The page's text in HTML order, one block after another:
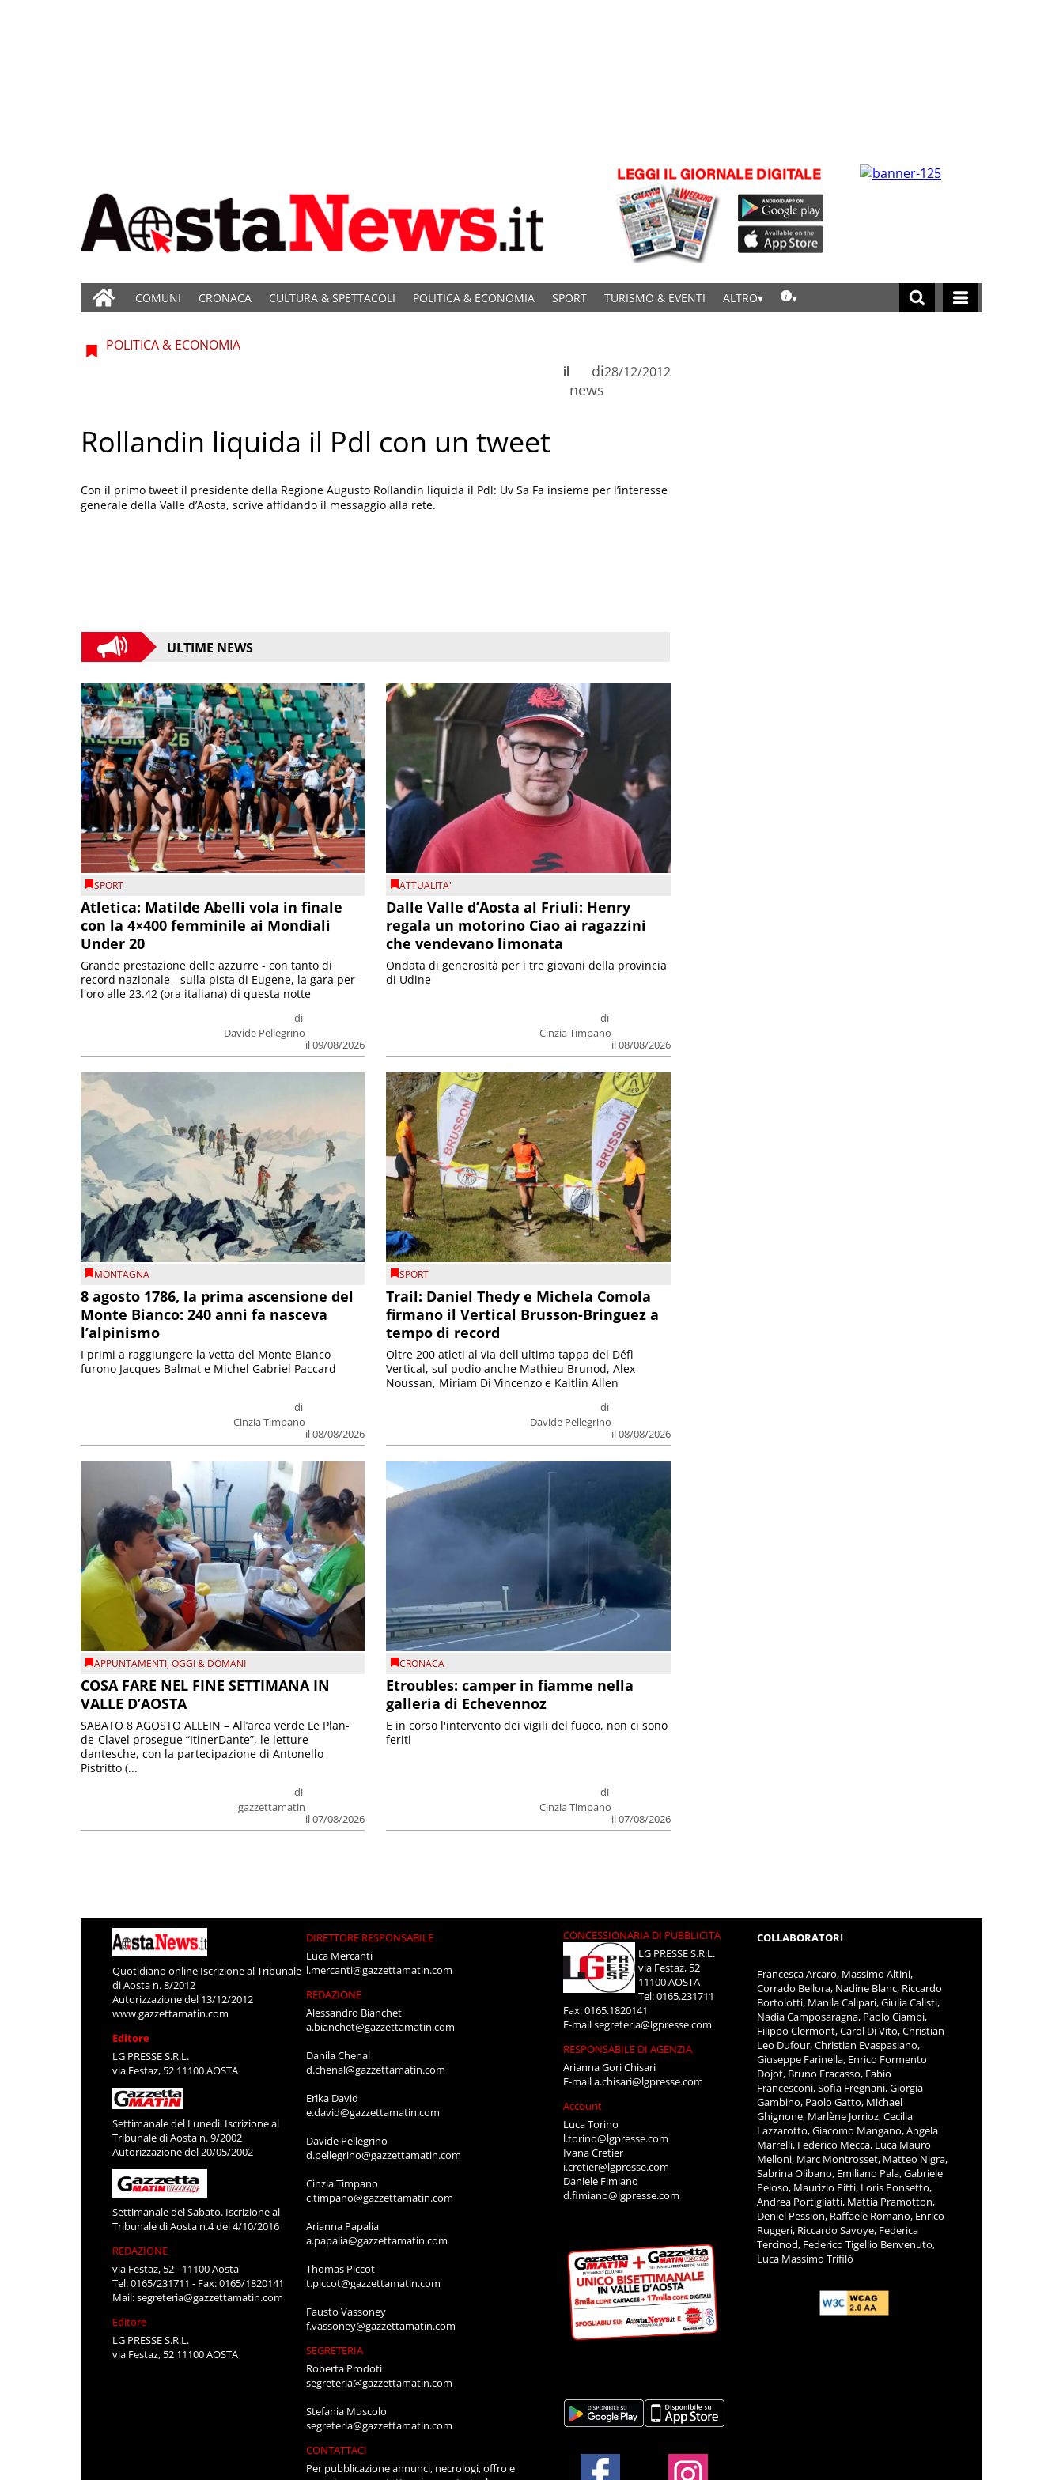
COMUNI CRONACA CULTURA & SPETTACOLI POLITICA & ECONOMIA SPORT TURISMO & EVENTI ALTRO
POLITICA & ECONOMIA
di
news
il 28/12/2012
Rollandin liquida il Pdl con un tweet
Con il primo tweet il presidente della Regione Augusto Rollandin liquida il Pdl: Uv Sa Fa insieme per l’interesse
generale della Valle d’Aosta, scrive affidando il messaggio alla rete.
ULTIME NEWS
SPORT
Atletica: Matilde Abelli vola in finale
con la 4×400 femminile ai Mondiali
Under 20
di
Davide Pellegrino
il 09/08/2026
Grande prestazione delle azzurre - con tanto di
record nazionale - sulla pista di Eugene, la gara per
l'oro alle 23.42 (ora italiana) di questa notte
ATTUALITA'
Dalle Valle d’Aosta al Friuli: Henry
regala un motorino Ciao ai ragazzini
che vendevano limonata
di
Cinzia Timpano
il 08/08/2026
Ondata di generosità per i tre giovani della provincia
di Udine
MONTAGNA
8 agosto 1786, la prima ascensione del
Monte Bianco: 240 anni fa nasceva
l’alpinismo
di
Cinzia Timpano
il 08/08/2026
I primi a raggiungere la vetta del Monte Bianco
furono Jacques Balmat e Michel Gabriel Paccard
SPORT
Trail: Daniel Thedy e Michela Comola
firmano il Vertical Brusson-Bringuez a
tempo di record
di
Davide Pellegrino
il 08/08/2026
Oltre 200 atleti al via dell'ultima tappa del Défì
Vertical, sul podio anche Mathieu Brunod, Alex
Noussan, Miriam Di Vincenzo e Kaitlin Allen
APPUNTAMENTI,OGGI & DOMANI
COSA FARE NEL FINE SETTIMANA IN
VALLE D’AOSTA
di
gazzettamatin
il 07/08/2026
SABATO 8 AGOSTO ALLEIN – All’area verde Le Plan-
de-Clavel prosegue “ItinerDante”, le letture
dantesche, con la partecipazione di Antonello
Pistritto (...
CRONACA
Etroubles: camper in fiamme nella
galleria di Echevennoz
di
Cinzia Timpano
il 07/08/2026
E in corso l'intervento dei vigili del fuoco, non ci sono
feriti
Quotidiano online Iscrizione al Tribunale
di Aosta n. 8/2012
Autorizzazione del 13/12/2012
www.gazzettamatin.com
Editore
LG PRESSE S.R.L.
via Festaz, 52 11100 AOSTA
Settimanale del Lunedì. Iscrizione al
Tribunale di Aosta n. 9/2002
Autorizzazione del 20/05/2002
Settimanale del Sabato. Iscrizione al
Tribunale di Aosta n.4 del 4/10/2016
REDAZIONE
via Festaz, 52 - 11100 Aosta
Tel: 0165/231711 - Fax: 0165/1820141
Mail:segreteria@gazzettamatin.com
Editore
LG PRESSE S.R.L.
via Festaz, 52 11100 AOSTA
DIRETTORE RESPONSABILE
Luca Mercanti
l.mercanti@gazzettamatin.com
REDAZIONE
Alessandro Bianchet
a.bianchet@gazzettamatin.com
Danila Chenal
d.chenal@gazzettamatin.com
Erika David
e.david@gazzettamatin.com
Davide Pellegrino
d.pellegrino@gazzettamatin.com
Cinzia Timpano
c.timpano@gazzettamatin.com
Arianna Papalia
a.papalia@gazzettamatin.com
Thomas Piccot
t.piccot@gazzettamatin.com
Fausto Vassoney
f.vassoney@gazzettamatin.com
SEGRETERIA
Roberta Prodoti
segreteria@gazzettamatin.com
Stefania Muscolo
segreteria@gazzettamatin.com
CONTATTACI
Per pubblicazione annunci, necrologi, offro e
CONCESSIONARIA DI PUBBLICITÀ
LG PRESSE S.R.L.
via Festaz, 52
11100 AOSTA
Tel: 0165.231711
Fax: 0165.1820141
E-mailsegreteria@lgpresse.com
RESPONSABILE DI AGENZIA
Arianna Gori Chisari
E-maila.chisari@lgpresse.com
Account
Luca Torino
l.torino@lgpresse.com
Ivana Cretier
i.cretier@lgpresse.com
Daniele Fimiano
d.fimiano@lgpresse.com
COLLABORATORI
Francesca Arcaro, Massimo Altini,
Corrado Bellora, Nadine Blanc, Riccardo
Bortolotti, Manila Calipari, Giulia Calisti,
Nadia Camposaragna, Paolo Ciambi,
Filippo Clermont, Carol Di Vito, Christian
Leo Dufour, Christian Evaspasiano,
Giuseppe Farinella, Enrico Formento
Dojot, Bruno Fracasso, Fabio
Francesconi, Sofia Fregnani, Giorgia
Gambino, Paolo Gatto, Michael
Ghignone, Marlène Jorrioz, Cecilia
Lazzarotto, Giacomo Mangano, Angela
Marrelli, Federico Mecca, Luca Mauro
Melloni, Marc Montrosset, Matteo Nigra,
Sabrina Olibano, Emiliano Pala, Gabriele
Peloso, Maurizio Pitti, Loris Ponsetto,
Andrea Portigliatti, Mattia Pramotton,
Deniel Pession, Raffaele Romano, Enrico
Ruggeri, Riccardo Savoye, Federica
Tercinod, Federico Tigellio Benvenuto,
Luca Massimo Trifilò